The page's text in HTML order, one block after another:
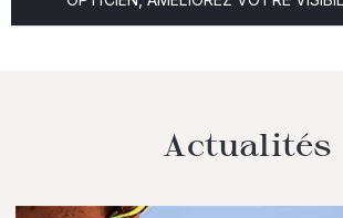
Actualités